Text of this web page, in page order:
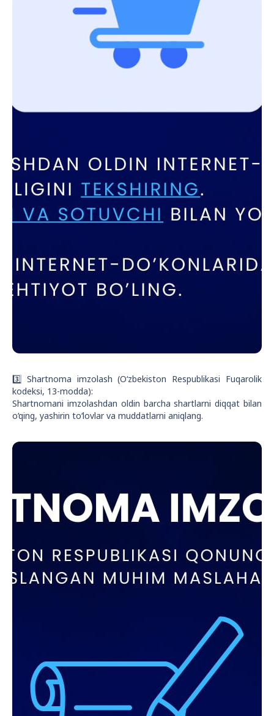
3️⃣ Shartnoma imzolash (O‘zbekiston Respublikasi Fuqarolik
kodeksi, 13-modda):
Shartnomani imzolashdan oldin barcha shartlarni diqqat bilan
o‘qing, yashirin to‘lovlar va muddatlarni aniqlang.